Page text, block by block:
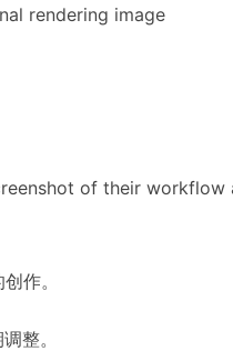
rendering image
of their workflow
作。
整。